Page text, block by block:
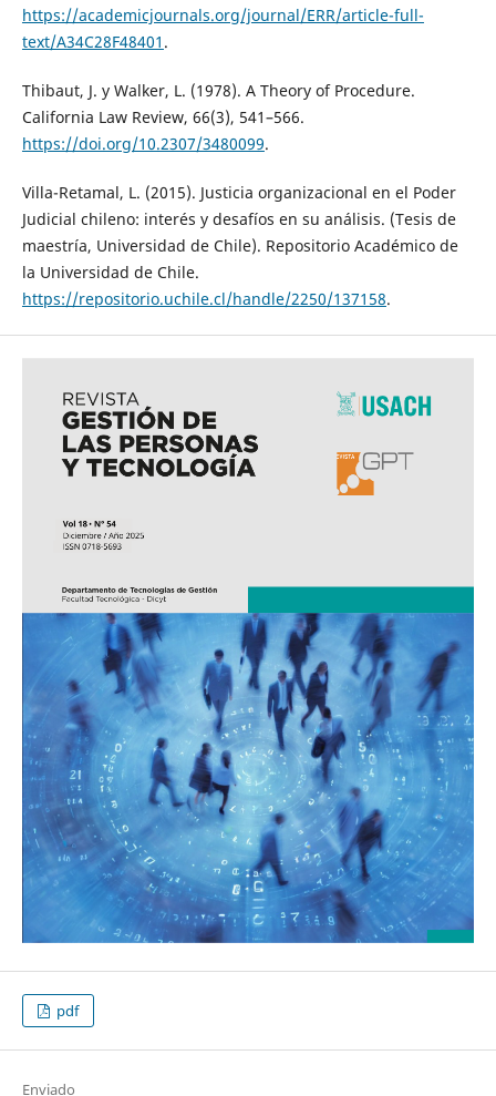
https://academicjournals.org/journal/ERR/article-full-
text/A34C28F48401 .
Thibaut, J. y Walker, L. (1978). A Theory of Procedure.
California Law Review, 66(3), 541–566.
https://doi.org/10.2307/3480099.
Villa-Retamal, L. (2015). Justicia organizacional en el Poder
Judicial chileno: interés y desafíos en su análisis. (Tesis de
maestría, Universidad de Chile). Repositorio Académico de
la Universidad de Chile.
https://repositorio.uchile.cl/handle/2250/137158.
pdf
Enviado